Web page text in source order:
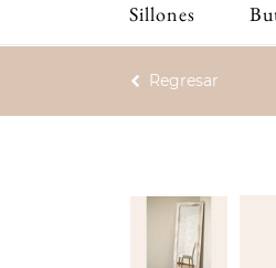
Sillones
Regresar